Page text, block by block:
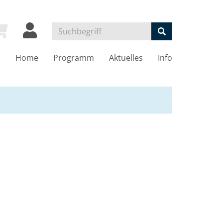
Home Programm Aktuelles Info